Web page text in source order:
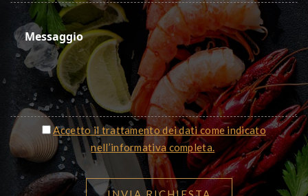
Accetto il trattamento dei dati come indicato
nell’informativa completa.